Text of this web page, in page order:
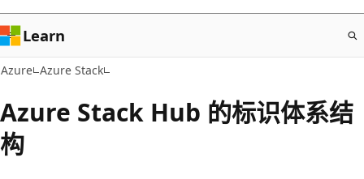
Learn
Azure Azure Stack
Azure Stack Hub 的标识体系结
构